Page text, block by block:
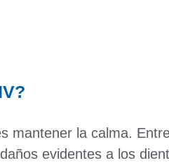
mantener la calma.
evidentes a los